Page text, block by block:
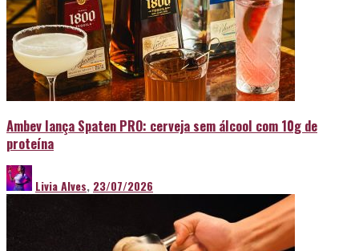
Ambev lança Spaten PRO: cerveja sem álcool com 10g de
proteína
Livia Alves, 23/07/2026